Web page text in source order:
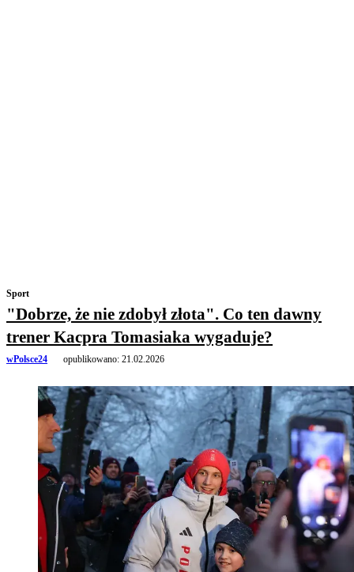
Sport
"Dobrze, że nie zdobył złota". Co ten dawny
trener Kacpra Tomasiaka wygaduje?
wPolsce24 opublikowano: 21.02.2026